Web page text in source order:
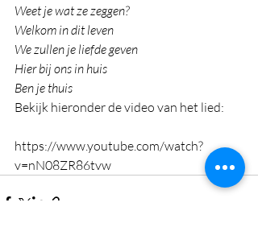
Weet je wat ze zeggen?
Welkom in dit leven
We zullen je liefde geven
Hier bij ons in huis
Ben je thuis
Bekijk hieronder de video van het lied:
https://www.youtube.com/watch?
v=nN08ZR86tvw